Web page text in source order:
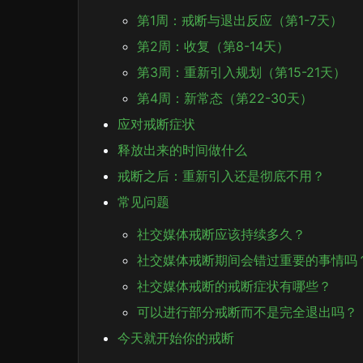
第1周：戒断与退出反应（第1-7天）
第2周：收复（第8-14天）
第3周：重新引入规划（第15-21天）
第4周：新常态（第22-30天）
应对戒断症状
释放出来的时间做什么
戒断之后：重新引入还是彻底不用？
常见问题
社交媒体戒断应该持续多久？
社交媒体戒断期间会错过重要的事情吗
社交媒体戒断的戒断症状有哪些？
可以进行部分戒断而不是完全退出吗？
今天就开始你的戒断